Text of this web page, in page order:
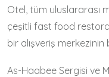
Otel, tüm uluslararası
çeşitli fast food
bir alışveriş
As-Haabee Sergisi ve